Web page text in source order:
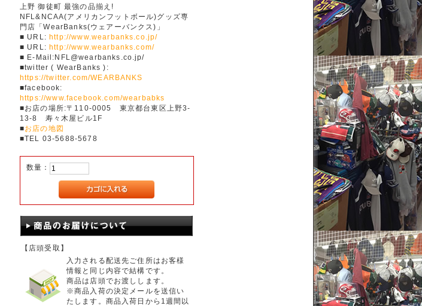
上野 御徒町 最強の品揃え!
NFL&NCAA(アメリカンフットボール)グッズ専
門店「WearBanks(ウェアーバンクス)」
■ URL: http://www.wearbanks.co.jp/
■ URL: http://www.wearbanks.com/
■ E-Mail:NFL@wearbanks.co.jp/
■twitter ( WearBanks ):
https://twitter.com/WEARBANKS
■facebook:
https://www.facebook.com/wearbabks
■お店の場所:〒110-0005 東京都台東区上野3-
13-8 寿々木屋ビル1F
■お店の地図
■TEL 03-5688-5678
数量：
【店頭受取】
入力される配送先ご住所はお客様
情報と同じ内容で結構です。
商品は店頭でお渡しします。
※商品入荷の決定メールを送信い
たします。商品入荷日から1週間以